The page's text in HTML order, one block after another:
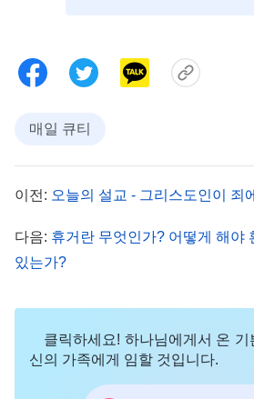
처녀는 자발적으로 나가 맞이하
는 것을 알아듣고 주님을 맞이했
다섯이 있었으나 지금 있는 자
사마리아 여인은 자신의 내밀한
나님밖에 없다는 것을 알아차리
든 일을 내게 말한 사람을 와 보
아니냐”(요 4:29)그녀는 예수님의
바로 오신다고 한 메시야라는 걸
매일 큐티
이전: 오늘의 설교 - 그리스도인이 죄
다음: 휴거란 무엇인가? 어떻게 해야
있는가?
클릭하세요! 하나님에게서 온
신의 가족에게 임할 것입니다.